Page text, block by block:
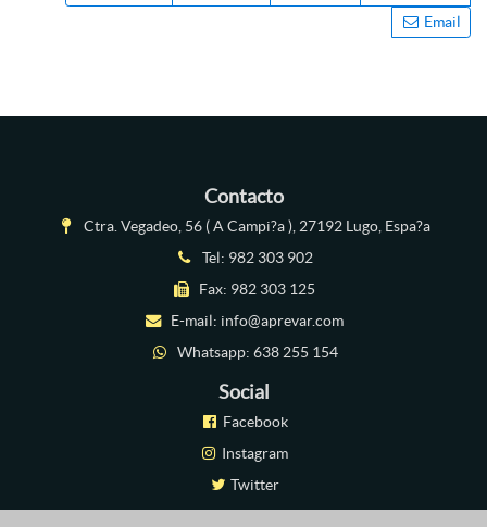
Email
Contacto
Ctra. Vegadeo, 56 ( A Campi?a ), 27192 Lugo, Espa?a
Tel: 982 303 902
Fax: 982 303 125
E-mail: info@aprevar.com
Whatsapp: 638 255 154
Social
Facebook
Instagram
Twitter